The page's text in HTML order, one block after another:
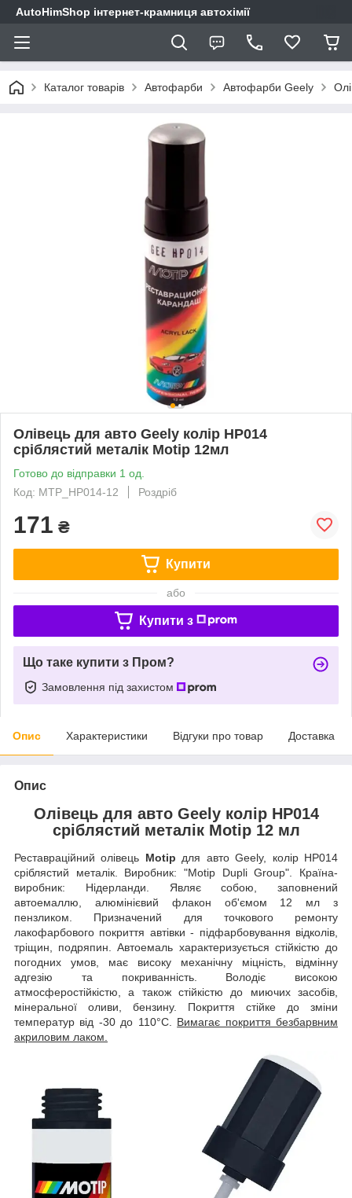
AutoHimShop інтернет-крамниця автохімії
Каталог товарів Автофарби Автофарби Geely
Олівець для авто Geely колір HP014
сріблястий металік Motip 12мл
Готово до відправки 1 од.
Код: MTP_HP014-12
Роздріб
171 ₴
Купити
або
Купити з
Що таке купити з Пром?
Замовлення під захистом
Опис Характеристики Відгуки про товар Доставка
Опис
Олівець для авто Geely колір HP014
сріблястий металік Motip 12 мл
Реставраційний олівець Motip для авто Geely, колір HP014
сріблястий металік. Виробник: "Motip Dupli Group". Країна-
виробник: Нідерланди. Являє собою, заповнений
автоемаллю, алюмінієвий флакон об'ємом 12 мл з
пензликом. Призначений для точкового ремонту
лакофарбового покриття автівки - підфарбовування відколів,
тріщин, подряпин. Автоемаль характеризується стійкістю до
погодних умов, має високу механічну міцність, відмінну
адгезію та покриванність. Володіє високою
атмосферостійкістю, а також стійкістю до миючих засобів,
мінеральної оливи, бензину. Покриття стійке до зміни
температур від -30 до 110°C. Вимагає покриття безбарвним
акриловим лаком.